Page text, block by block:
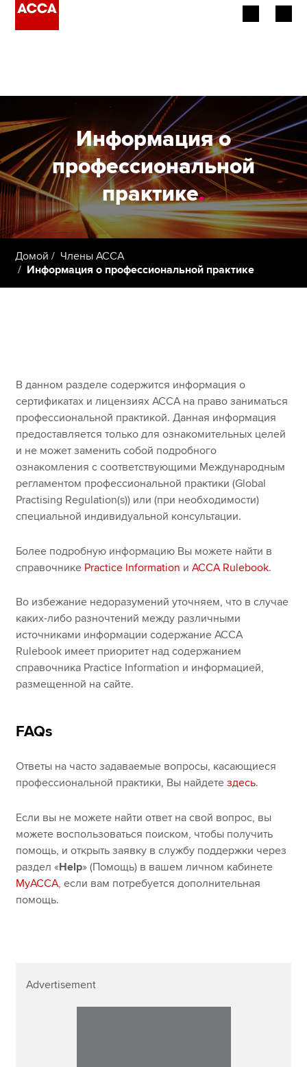
Работодатели
Провайдеры обучения
Члены ACCA
Студенты
Применить сейчас
Информация о
профессиональной
практике.
Домой
Члены ACCA
Информация о профессиональной практике
В данном разделе содержится информация о
сертификатах и лицензиях ACCA на право заниматься
профессиональной практикой. Данная информация
предоставляется только для ознакомительных целей
и не может заменить собой подробного
ознакомления с соответствующими Международным
регламентом профессиональной практики (Global
Practising Regulation(s)) или (при необходимости)
специальной индивидуальной консультации.
Более подробную информацию Вы можете найти в
справочнике Practice Information иACCA Rulebook.
Во избежание недоразумений уточняем, что в случае
каких-либо разночтений между различными
источниками информации содержание ACCA
Rulebook имеет приоритет над содержанием
справочника Practice Information и информацией,
размещенной на сайте.
FAQs
Ответы на часто задаваемые вопросы, касающиеся
профессиональной практики, Вы найдетездесь.
Если вы не можете найти ответ на свой вопрос, вы
можете воспользоваться поиском, чтобы получить
помощь, и открыть заявку в службу поддержки через
раздел «Help» (Помощь) в вашем личном кабинете
MyACCA, если вам потребуется дополнительная
помощь.
Advertisement